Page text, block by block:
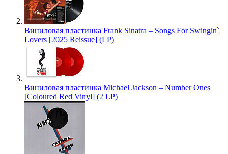
Виниловая пластинка Frank Sinatra – Songs For Swingin`
Lovers [2025 Reissue] (LP)
Виниловая пластинка Michael Jackson – Number Ones
[Coloured Red Vinyl] (2 LP)